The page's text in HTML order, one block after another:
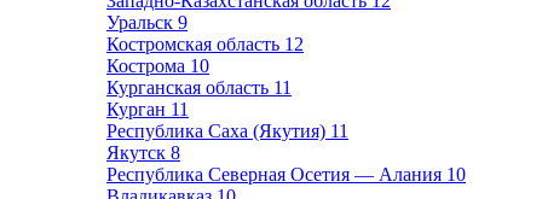
Уральск 9
Костромская область 12
Кострома 10
Курганская область 11
Курган 11
Республика Саха (Якутия) 11
Якутск 8
Республика Северная Осетия — Алания 10